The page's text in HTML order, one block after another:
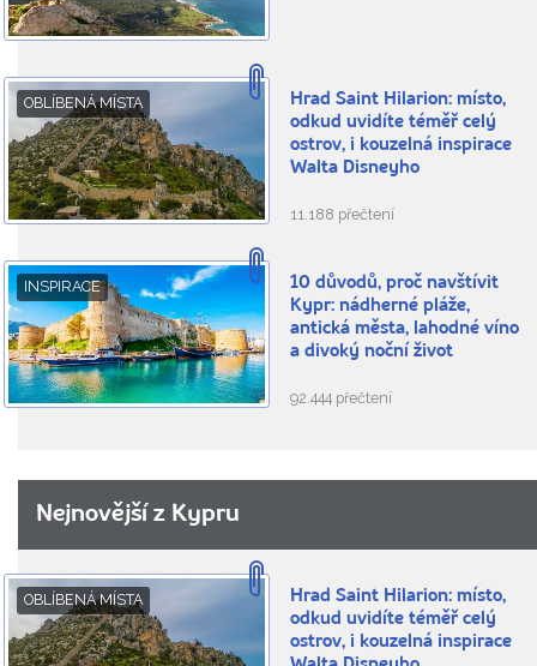
OBLÍBENÁ MÍSTA
Hrad Saint Hilarion: místo,
odkud uvidíte téměř celý
ostrov, i kouzelná inspirace
Walta Disneyho
11.188 přečtení
INSPIRACE
10 důvodů, proč navštívit
Kypr: nádherné pláže,
antická města, lahodné víno
a divoký noční život
92.444 přečtení
Nejnovější z Kypru
OBLÍBENÁ MÍSTA
Hrad Saint Hilarion: místo,
odkud uvidíte téměř celý
ostrov, i kouzelná inspirace